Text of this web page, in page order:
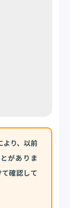
より、以前
がありま
確認して